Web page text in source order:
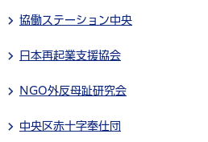
協働ステーション中央
日本再起業支援協会
NGO外反母趾研究会
中央区赤十字奉仕団